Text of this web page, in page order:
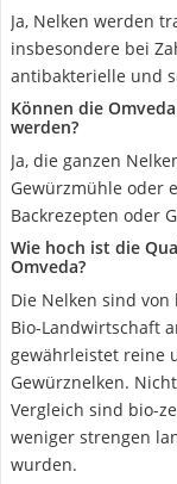
Ja, Nelken werden
insbesondere bei
antibakterielle und
Können die
werden?
Ja, die ganzen
Gewürzmühle oder
Backrezepten oder
Wie hoch ist die
Omveda?
Die Nelken sind
Bio-Landwirtschaft
gewährleistet reine
Gewürznelken.
Vergleich sind bio-
weniger strengen
wurden.